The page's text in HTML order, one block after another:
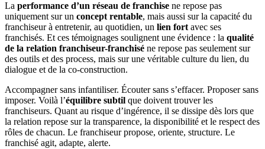
La performance d’un réseau de franchise ne repose pas
uniquement sur un concept rentable, mais aussi sur la capacité du
franchiseur à entretenir, au quotidien, un lien fort avec ses
franchisés. Et ces témoignages soulignent une évidence : la qualité
de la relation franchiseur-franchisé ne repose pas seulement sur
des outils et des process, mais sur une véritable culture du lien, du
dialogue et de la co-construction.
Accompagner sans infantiliser. Écouter sans s’effacer. Proposer sans
imposer. Voilà l’équilibre subtil que doivent trouver les
franchiseurs. Quant au risque d’ingérence, il se dissipe dès lors que
la relation repose sur la transparence, la disponibilité et le respect des
rôles de chacun. Le franchiseur propose, oriente, structure. Le
franchisé agit, adapte, alerte.